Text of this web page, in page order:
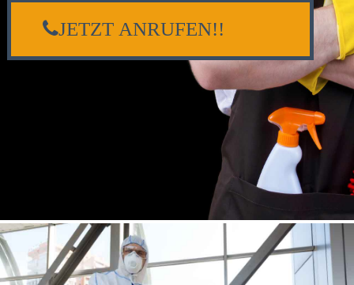
JETZT ANRUFEN!!